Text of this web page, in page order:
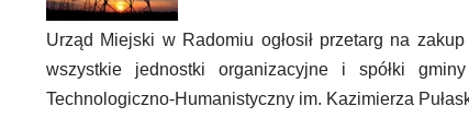
Urząd Miejski w Radomiu ogłosił przetarg na
wszystkie jednostki organizacyjne i spółki
Technologiczno-Humanistyczny im. Kazimierza